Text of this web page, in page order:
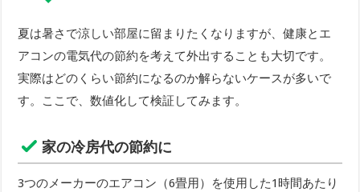
夏は暑さで涼しい部屋に留まりたくなりますが、健康とエ
アコンの電気代の節約を考えて外出することも大切です。
実際はどのくらい節約になるのか解らないケースが多いで
す。ここで、数値化して検証してみます。
家の冷房代の節約に
3つのメーカーのエアコン（6畳用）を使用した1時間あたり